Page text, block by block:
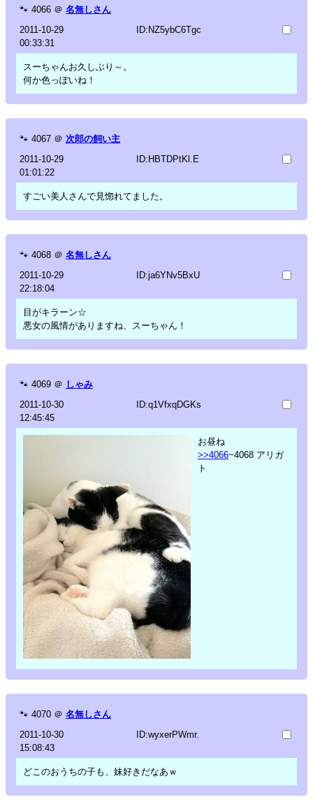
🐾 4066 ＠ 名無しさん
2011-10-29
00:33:31
ID:NZ5ybC6Tgc
スーちゃんお久しぶり～。
何か色っぽいね！
🐾 4067 ＠ 次郎の飼い主
2011-10-29
01:01:22
ID:HBTDPtKl.E
すごい美人さんで見惚れてました。
🐾 4068 ＠ 名無しさん
2011-10-29
22:18:04
ID:ja6YNv5BxU
目がキラーン☆
悪女の風情がありますね、スーちゃん！
🐾 4069 ＠ しゃみ
2011-10-30
12:45:45
ID:q1VfxqDGKs
お昼ね
>>4066~4068 アリガ
ト
🐾 4070 ＠ 名無しさん
2011-10-30
15:08:43
ID:wyxerPWmr.
どこのおうちの子も、妹好きだなあｗ